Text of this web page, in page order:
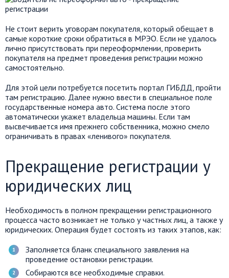
Не стоит верить уговорам покупателя, который обещает в
самые короткие сроки обратиться в МРЭО. Если не удалось
лично присутствовать при переоформлении, проверить
покупателя на предмет проведения регистрации можно
самостоятельно.
Для этой цели потребуется посетить портал ГИБДД, пройти
там регистрацию. Далее нужно ввести в специальное поле
государственные номера авто. Система после этого
автоматически укажет владельца машины. Если там
высвечивается имя прежнего собственника, можно смело
ограничивать в правах «ленивого» покупателя.
Прекращение регистрации у
юридических лиц
Необходимость в полном прекращении регистрационного
процесса часто возникает не только у частных лиц, а также у
юридических. Операция будет состоять из таких этапов, как:
Заполняется бланк специального заявления на
проведение остановки регистрации.
Собираются все необходимые справки.